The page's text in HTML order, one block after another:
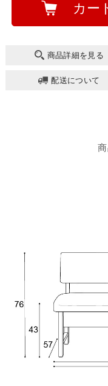
カー
商品詳細を見る
配送について